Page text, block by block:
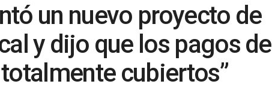
un nuevo proyecto de
y dijo que los pagos de
cubiertos”